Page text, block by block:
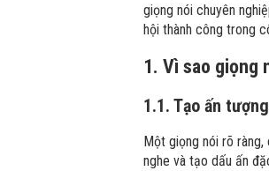
giọng nói chuyên
hội thành công trong
1. Vì sao giọng
1.1. Tạo ấn
Một giọng nói rõ
nghe và tạo dấu ấn